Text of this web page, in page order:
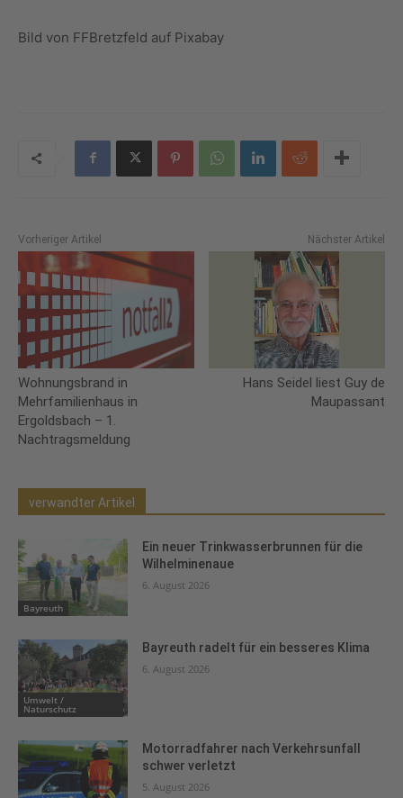
Bild von FFBretzfeld auf Pixabay
Vorheriger Artikel
Wohnungsbrand in
Mehrfamilienhaus in
Ergoldsbach – 1.
Nachtragsmeldung
Nächster Artikel
Hans Seidel liest Guy de
Maupassant
verwandter Artikel
Bayreuth
Ein neuer Trinkwasserbrunnen für die
Wilhelminenaue
6. August 2026
Umwelt /
Naturschutz
Bayreuth radelt für ein besseres Klima
6. August 2026
Motorradfahrer nach Verkehrsunfall
schwer verletzt
5. August 2026